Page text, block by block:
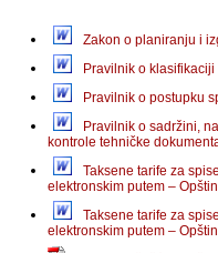
Zakon o planiranju i
Pravilnik o
Pravilnik o postupku
Pravilnik o sadržini,
kontrole tehničke
Taksene tarife za
elektronskim putem –
Taksene tarife za
elektronskim putem –